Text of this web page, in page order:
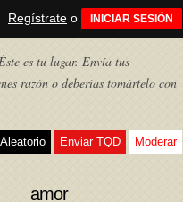
Regístrate o INICIAR SESIÓN
es tu lugar. Envía tus
razón o deberías tomártelo con
Aleatorio Enviar TQD Moderar
amor